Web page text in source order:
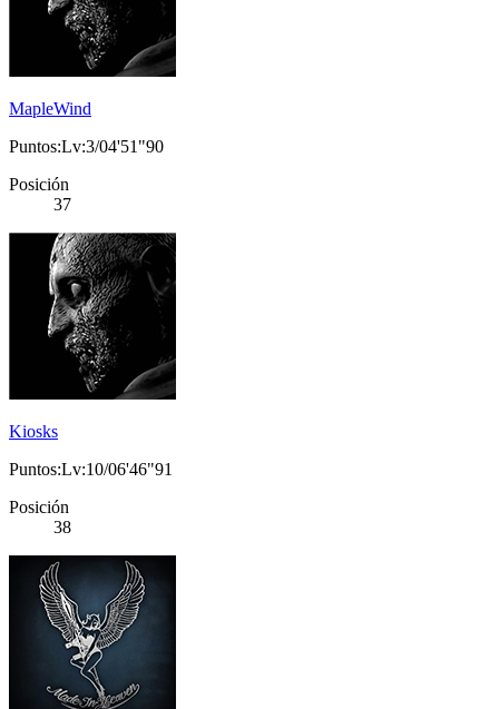
MapleWind
Puntos:Lv:3/04'51"90
Posición
37
Kiosks
Puntos:Lv:10/06'46"91
Posición
38